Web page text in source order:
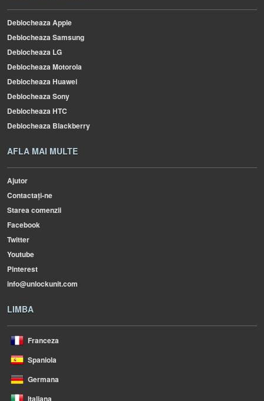
Deblocheaza Apple
Deblocheaza Samsung
Deblocheaza LG
Deblocheaza Motorola
Deblocheaza Huawei
Deblocheaza Sony
Deblocheaza HTC
Deblocheaza Blackberry
AFLA MAI MULTE
Ajutor
Contactați-ne
Starea comenzii
Facebook
Twitter
Youtube
Pinterest
info@unlockunit.com
LIMBA
Franceza
Spaniola
Germana
Italiana